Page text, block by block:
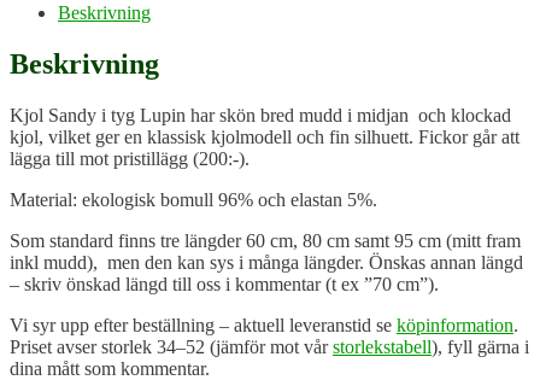
Beskrivning
Beskrivning
Kjol Sandy i tyg Lupin har skön bred mudd i midjan och klockad
kjol, vilket ger en klassisk kjolmodell och fin silhuett. Fickor går att
lägga till mot pristillägg (200:-).
Material: ekologisk bomull 96% och elastan 5%.
Som standard finns tre längder 60 cm, 80 cm samt 95 cm (mitt fram
inkl mudd), men den kan sys i många längder. Önskas annan längd
– skriv önskad längd till oss i kommentar (t ex ”70 cm”).
Vi syr upp efter beställning – aktuell leveranstid se köpinformation.
Priset avser storlek 34–52 (jämför mot vårstorlekstabell), fyll gärna i
dina mått som kommentar.